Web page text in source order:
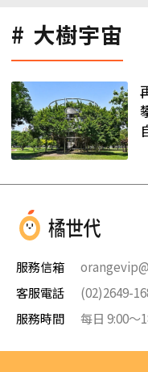
大樹宇宙
服務信箱
客服電話
(02)2649-
服務時間
每日 9:00～